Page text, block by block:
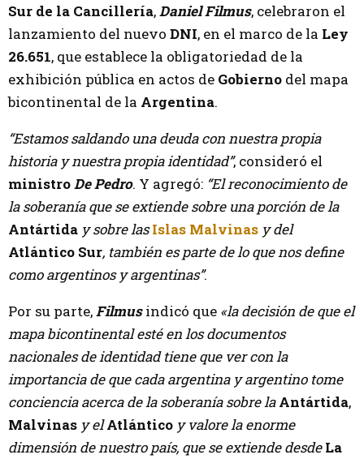
Sur de la Cancillería,Daniel Filmus, celebraron el
lanzamiento del nuevo DNI, en el marco de la Ley
26.651, que establece la obligatoriedad de la
exhibición pública en actos de Gobierno del mapa
bicontinental de la Argentina.
“Estamos saldando una deuda con nuestra propia
historia y nuestra propia identidad”, consideró el
ministroDe Pedro. Y agregó: “El reconocimiento de
la soberanía que se extiende sobre una porción de la
Antártida y sobre las Islas Malvinas y del
Atlántico Sur, también es parte de lo que nos define
como argentinos y argentinas”.
Por su parte,Filmusindicó que «la decisión de que el
mapa bicontinental esté en los documentos
nacionales de identidad tiene que ver con la
importancia de que cada argentina y argentino tome
conciencia acerca de la soberanía sobre laAntártida,
Malvinas y el Atlántico y valore la enorme
dimensión de nuestro país, que se extiende desdeLa